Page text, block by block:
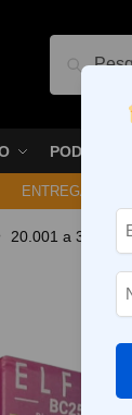
PODS
ENTREGA NO
20.001 a 30.000